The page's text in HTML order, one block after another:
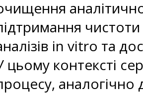
in vitro та
цьому контексті
аналогічно